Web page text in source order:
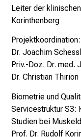
Leiter der
Korinthenberg
Projektkoordination:
Dr. Joachim Schessl
Priv.-Doz. Dr. med.
Dr. Christian Thirion
Biometrie und
Servicestruktur S3:
Studien bei
Prof. Dr. Rudolf